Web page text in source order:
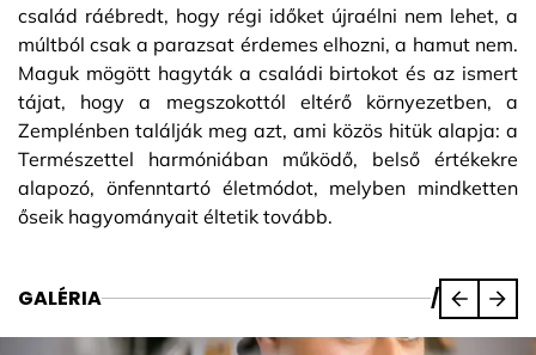
család ráébredt, hogy régi időket újraélni nem lehet, a
múltból csak a parazsat érdemes elhozni, a hamut nem.
Maguk mögött hagyták a családi birtokot és az ismert
tájat, hogy a megszokottól eltérő környezetben, a
Zemplénben találják meg azt, ami közös hitük alapja: a
Természettel harmóniában működő, belső értékekre
alapozó, önfenntartó életmódot, melyben mindketten
őseik hagyományait éltetik tovább.
GALÉRIA /